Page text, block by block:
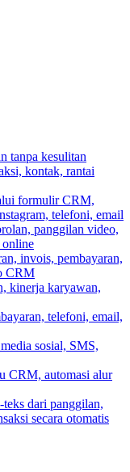
tanpa kesulitan
kontak, rantai
formulir CRM,
telefoni, email
panggilan video,
online
invois, pembayaran,
CRM
kinerja karyawan,
telefoni, email,
sosial, SMS,
CRM, automasi alur
dari panggilan,
secara otomatis